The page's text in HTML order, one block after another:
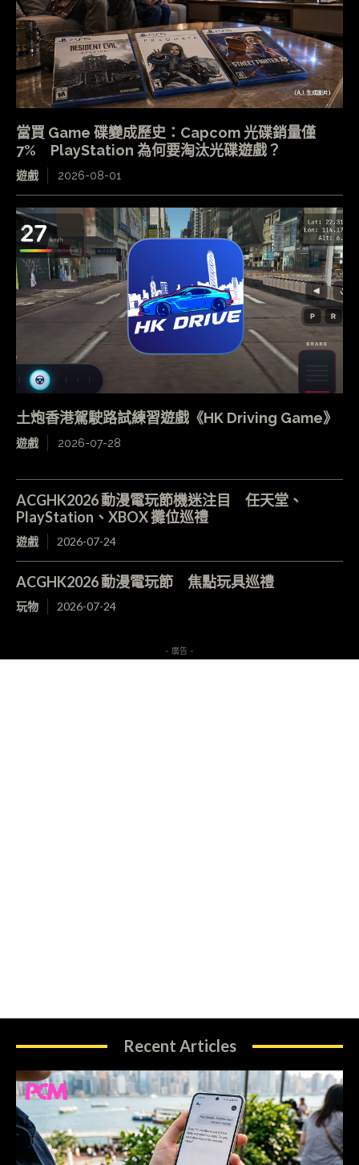
當買 Game 碟變成歷史：Capcom 光碟銷量僅
7% PlayStation 為何要淘汰光碟遊戲？
遊戲 2026-08-01
土炮香港駕駛路試練習遊戲《HK Driving Game》
遊戲 2026-07-28
ACGHK2026 動漫電玩節機迷注目 任天堂、
PlayStation、XBOX 攤位巡禮
遊戲 2026-07-24
ACGHK2026 動漫電玩節 焦點玩具巡禮
玩物 2026-07-24
- 廣告 -
Recent Articles